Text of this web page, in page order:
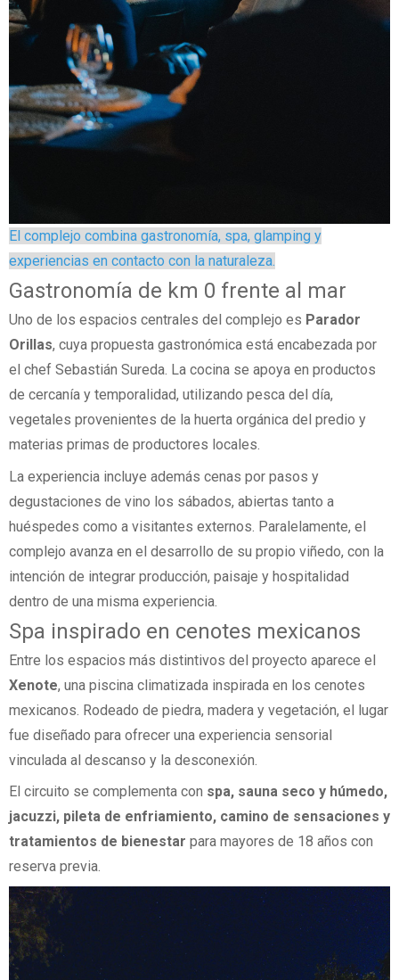
El complejo combina gastronomía, spa, glamping y
experiencias en contacto con la naturaleza.
Gastronomía de km 0 frente al mar
Uno de los espacios centrales del complejo es Parador
Orillas, cuya propuesta gastronómica está encabezada por
el chef Sebastián Sureda. La cocina se apoya en productos
de cercanía y temporalidad, utilizando pesca del día,
vegetales provenientes de la huerta orgánica del predio y
materias primas de productores locales.
La experiencia incluye además cenas por pasos y
degustaciones de vino los sábados, abiertas tanto a
huéspedes como a visitantes externos. Paralelamente, el
complejo avanza en el desarrollo de su propio viñedo, con la
intención de integrar producción, paisaje y hospitalidad
dentro de una misma experiencia.
Spa inspirado en cenotes mexicanos
Entre los espacios más distintivos del proyecto aparece el
Xenote, una piscina climatizada inspirada en los cenotes
mexicanos. Rodeado de piedra, madera y vegetación, el lugar
fue diseñado para ofrecer una experiencia sensorial
vinculada al descanso y la desconexión.
El circuito se complementa con spa, sauna seco y húmedo,
jacuzzi, pileta de enfriamiento, camino de sensaciones y
tratamientos de bienestar para mayores de 18 años con
reserva previa.